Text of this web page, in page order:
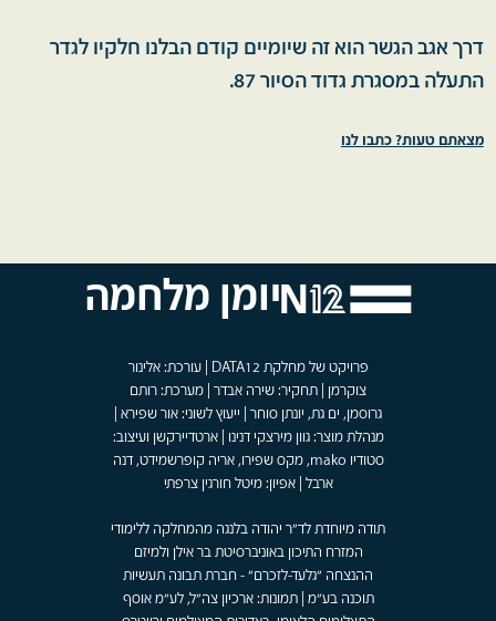
דרך אגב הגשר הוא זה שיומיים קודם הבלנו חלקיו לגדר
התעלה במסגרת גדוד הסיור 87.
מצאתם טעות? כתבו לנו
יומן מלחמה
פרויקט של מחלקת DATA12 | עורכת: אלינור
צוקרמן | תחקיר: שירה אבדר | מערכת: רותם
גרוסמן, ים גת, יונתן סוחר | ייעוץ לשוני: אור שפירא |
מנהלת מוצר: גוון מירצקי דנינו | ארטדיירקשן ועיצוב:
סטודיו mako, מקס שפירו, אריה קופרשמידט, דנה
ארבל | אפיון: מיטל חורגין צרפתי
תודה מיוחדת לד"ר יהודה בלנגה מהמחלקה ללימודי
המזרח התיכון באוניברסיטת בר אילן ולמיזם
ההנצחה "גלעד-לזכרם" - חברת תבונה תעשיות
תוכנה בע"מ | תמונות: ארכיון צה"ל, לע"מ אוסף